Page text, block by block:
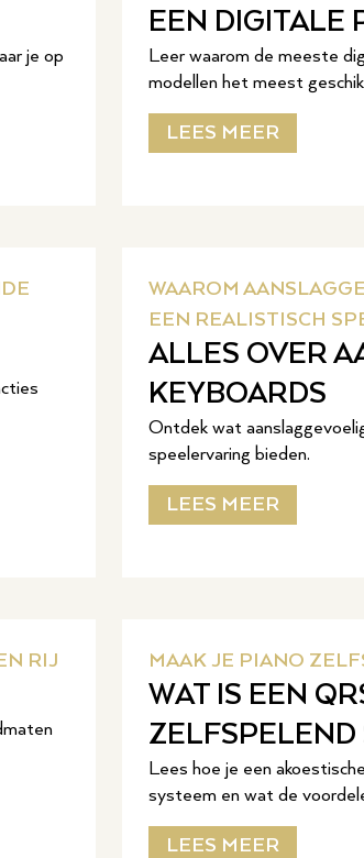
je op
EEN DIGITALE
Leer waarom de meeste
modellen het meest
LEES MEER
WAAROM
EEN REALISTISCH
ALLES OVER
KEYBOARDS
Ontdek wat
speelervaring bieden.
LEES MEER
RIJ MAAK JE PIANO
WAT IS EEN
ZELFSPELEND
Lees hoe je een
systeem en wat de
LEES MEER